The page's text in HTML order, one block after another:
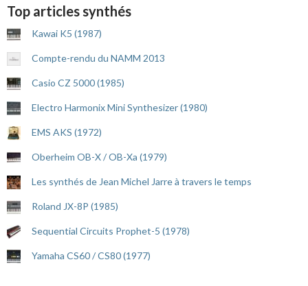
Top articles synthés
Kawai K5 (1987)
Compte-rendu du NAMM 2013
Casio CZ 5000 (1985)
Electro Harmonix Mini Synthesizer (1980)
EMS AKS (1972)
Oberheim OB-X / OB-Xa (1979)
Les synthés de Jean Michel Jarre à travers le temps
Roland JX-8P (1985)
Sequential Circuits Prophet-5 (1978)
Yamaha CS60 / CS80 (1977)